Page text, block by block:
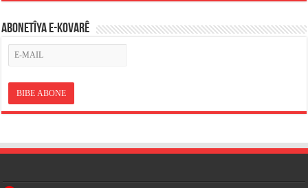
ABONETÎYA E-KOVARÊ